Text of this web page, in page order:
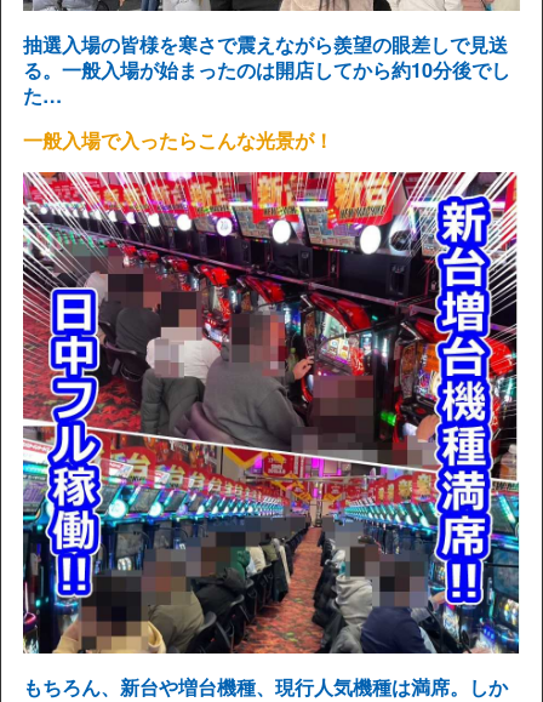
抽選入場の皆様を寒さで震えながら羨望の眼差しで見送
る。一般入場が始まったのは開店してから約10分後でし
た…
一般入場で入ったらこんな光景が！
もちろん、新台や増台機種、現行人気機種は満席。しか